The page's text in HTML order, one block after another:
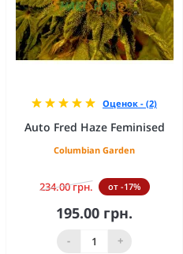
Оценок - (2)
Auto Fred Haze Feminised
Columbian Garden
234.00 грн. от -17%
195.00 грн.
- +